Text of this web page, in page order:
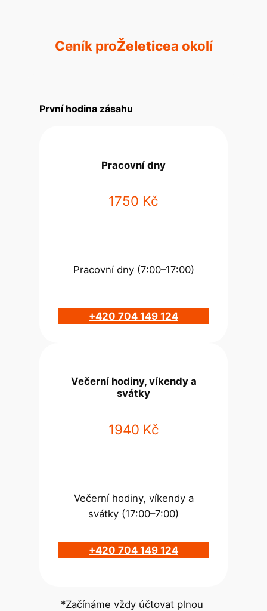
Ceník proŽeleticea okolí
První hodina zásahu
Pracovní dny
1750 Kč
Pracovní dny (7:00–17:00)
+420 704 149 124
Večerní hodiny, víkendy a
svátky
1940 Kč
Večerní hodiny, víkendy a
svátky (17:00–7:00)
+420 704 149 124
*Začínáme vždy účtovat plnou